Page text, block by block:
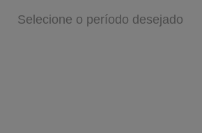
Selecione o período desejado